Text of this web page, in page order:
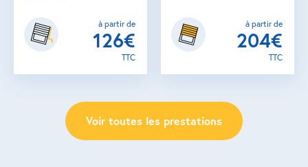
à partir de
126€
TTC
à partir de
204€
TTC
Voir toutes les prestations